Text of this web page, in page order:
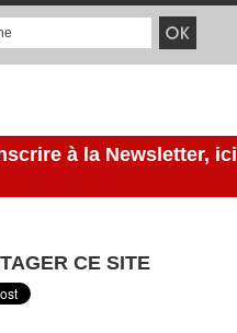
à la Newsletter, ici
CE SITE